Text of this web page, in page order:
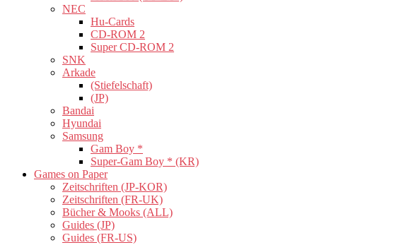
NEC
Hu-Cards
CD-ROM 2
Super CD-ROM 2
SNK
Arkade
(Stiefelschaft)
(JP)
Bandai
Hyundai
Samsung
Gam Boy *
Super-Gam Boy * (KR)
Games on Paper
Zeitschriften (JP-KOR)
Zeitschriften (FR-UK)
Bücher & Mooks (ALL)
Guides (JP)
Guides (FR-US)